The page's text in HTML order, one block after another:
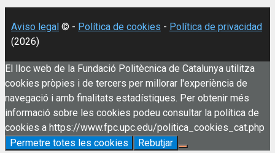
Aviso legal © - Política de cookies - Política de privacidad
(2026)
El lloc web de la Fundació Politècnica de Catalunya utilitza
cookies pròpies i de tercers per millorar l'experiència de
navegació i amb finalitats estadístiques. Per obtenir més
informació sobre les cookies podeu consultar la política de
cookies a https://www.fpc.upc.edu/politica_cookies_cat.php
Permetre totes les cookies
Rebutjar